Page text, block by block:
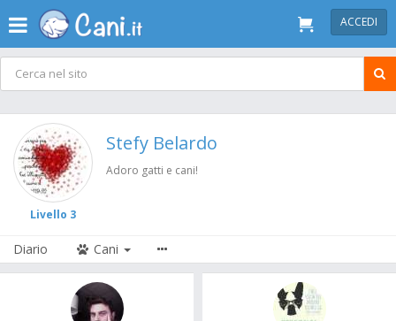
ACCEDI
Livello 3
Stefy Belardo
Adoro gatti e cani!
Diario Cani